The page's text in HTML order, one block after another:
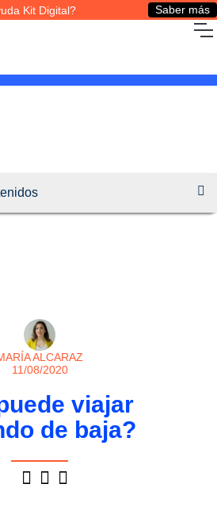
Kit Digital? Saber más
ALCARAZ
11/08/2020
viajar
de baja?